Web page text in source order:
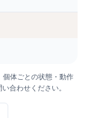
体ごとの状態・動作
合わせください。